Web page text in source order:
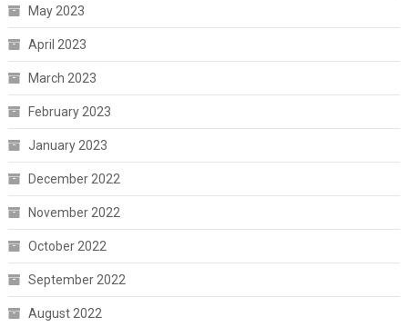
May 2023
April 2023
March 2023
February 2023
January 2023
December 2022
November 2022
October 2022
September 2022
August 2022